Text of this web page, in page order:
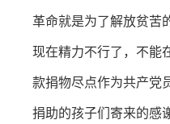
革命就是为了解放贫苦
现在精力不行了，不能
款捐物尽点作为共产党
捐助的孩子们寄来的感